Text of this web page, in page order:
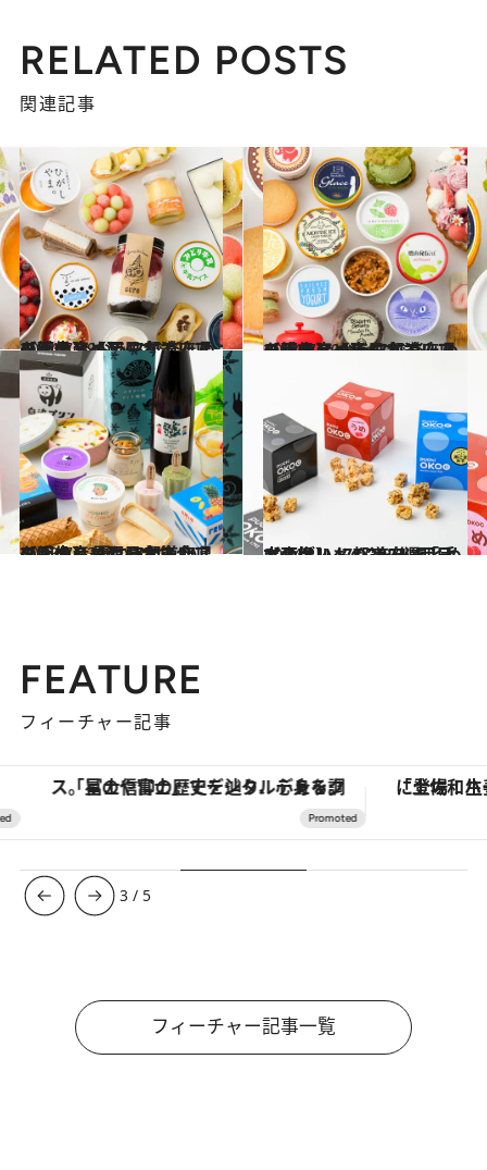
RELATED POSTS
関連記事
2024.7.29
【画像】【西日本エリアを総まとめ】47都道府県の手土産 おうちで楽しめる絶品アイス
グルメ 2024.7.20
【画像】【東日本エリアを総まとめ】47都道府県の手土産 おうちで楽しめる絶品アイス
グルメ
2023.7.23
【画像】【西日本エリアを総まとめ】47都道府県の手土産 夏にうれしい！ ひんやりおやつ大集合
グルメ 2024.1.4
【画像】47都道府県「手土産グルメ」2024 “西日本の旨いもの”を総まとめ
グルメ
FEATURE
フィーチャー記事
「星のや富士」でデジタルデトックス。冨士信仰の歴史を辿り、心身を調える。
3 / 5
フィーチャー記事一覧